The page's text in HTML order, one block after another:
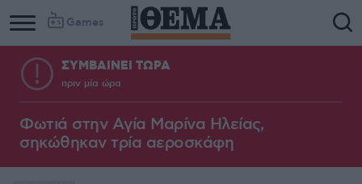
Games
ΣΥΜΒΑΙΝΕΙ ΤΩΡΑ
πριν μία ώρα
Φωτιά στην Aγία Μαρίνα Ηλείας,
σηκώθηκαν τρία αεροσκάφη